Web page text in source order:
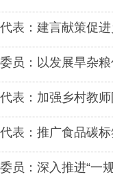
表：建言献策促
员：以发展旱杂
表：加强乡村教
表：推广食品碳
员：深入推进“一